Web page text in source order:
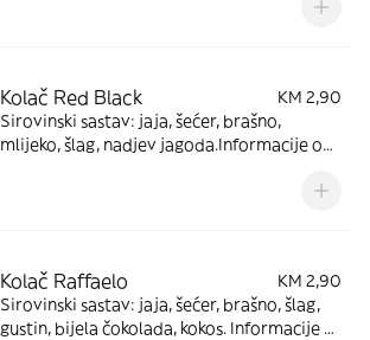
Kolač Red Black
KM 2,90
Sirovinski sastav: jaja, šećer, brašno,
mlijeko, šlag, nadjev jagoda.Informacije o
Kolač Raffaelo
KM 2,90
Sirovinski sastav: jaja, šećer, brašno, šlag,
gustin, bijela čokolada, kokos. Informacije o